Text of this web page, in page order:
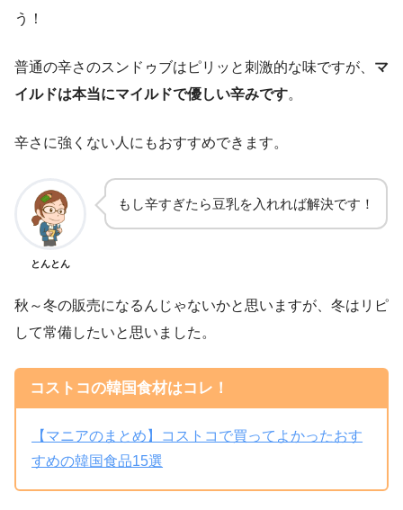
う！
普通の辛さのスンドゥブはピリッと刺激的な味ですが、 マ
イルドは本当にマイルドで優しい辛みです。
辛さに強くない人にもおすすめできます。
とんとん
もし辛すぎたら豆乳を入れれば解決です！
秋～冬の販売になるんじゃないかと思いますが、冬はリピ
して常備したいと思いました。
コストコの韓国食材はコレ！
【マニアのまとめ】コストコで買ってよかったおす
すめの韓国食品15選